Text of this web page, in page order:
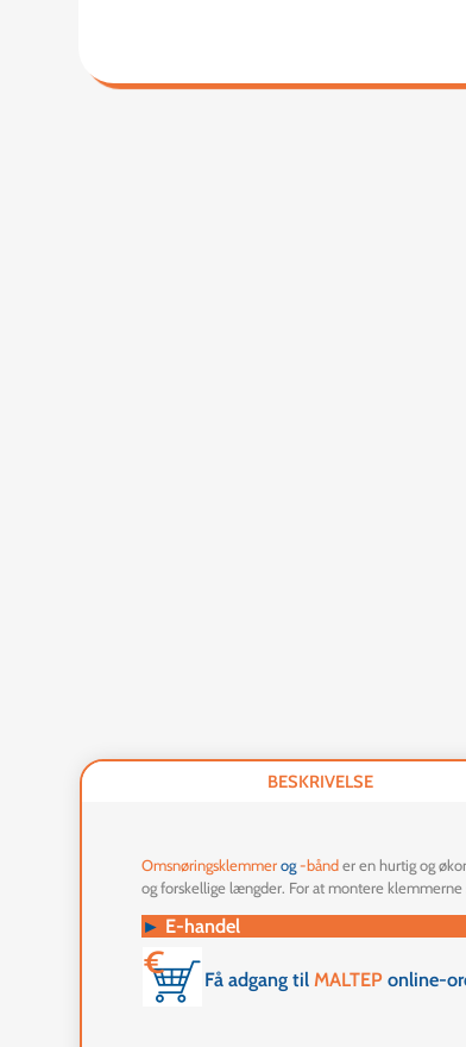
BESKRIVELSE
Omsnøringsklemmer og-bånd er en hurtig og
og forskellige længder. For at montere
► E-handel
Få adgang til MALTEP online-